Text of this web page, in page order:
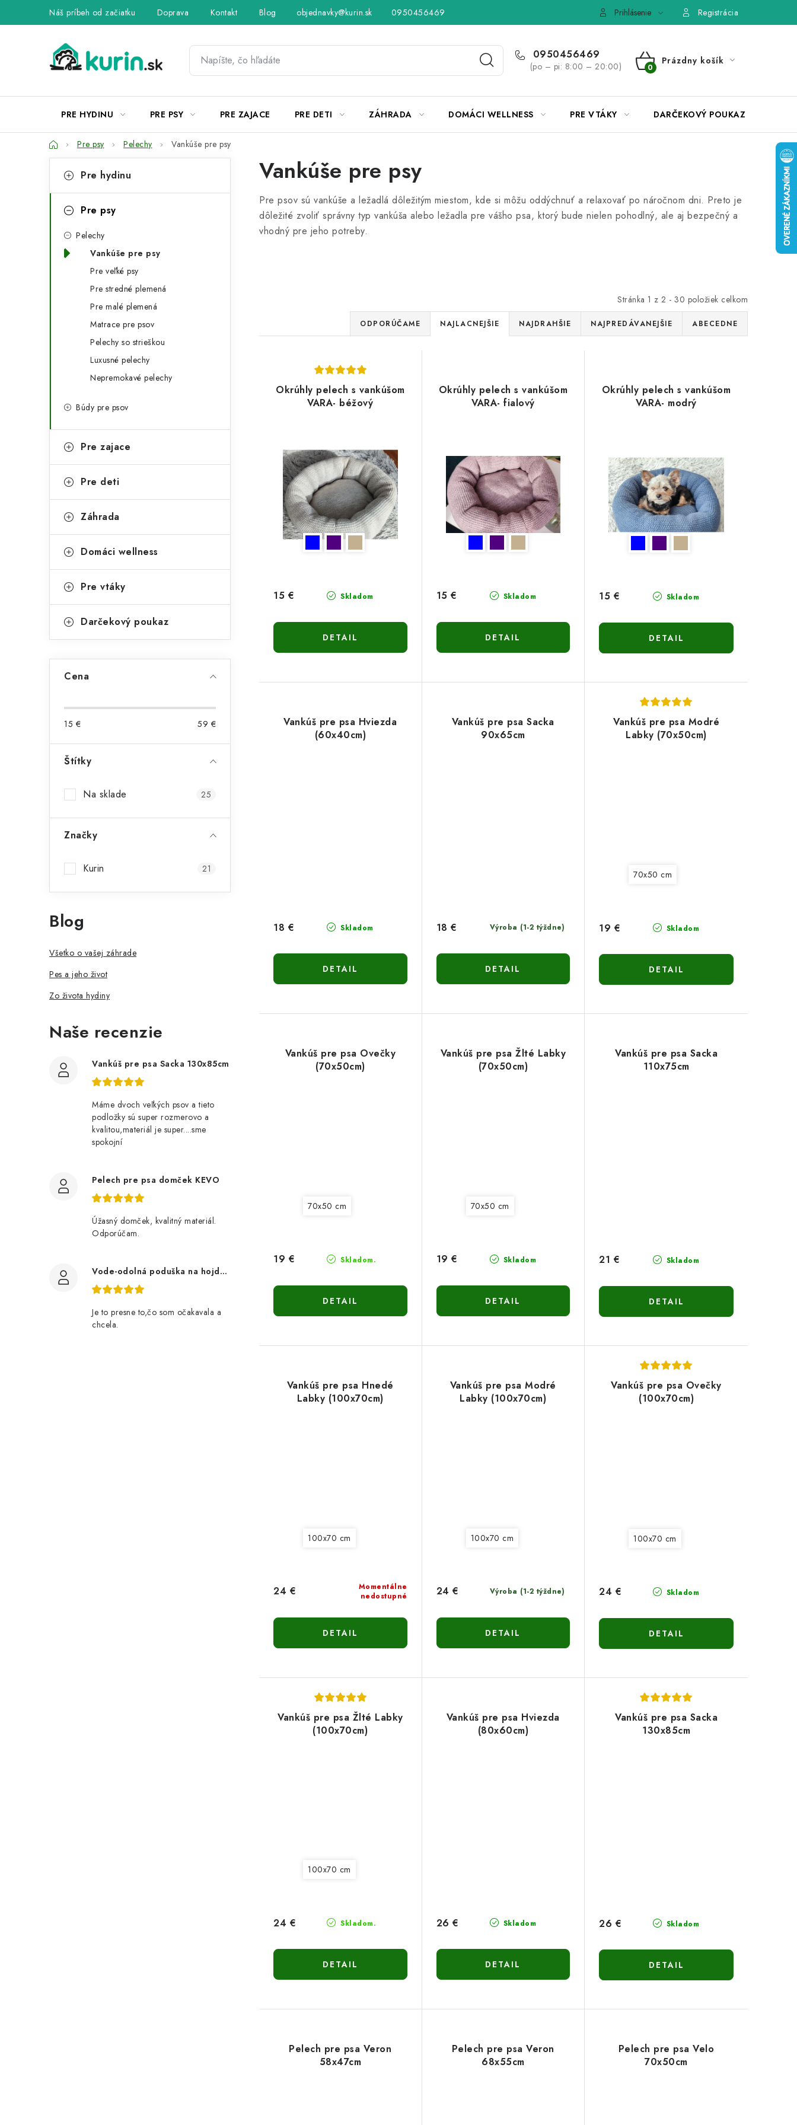
Náš príbeh od začiatku Doprava Kontakt Blog Hodnotenie obchodu Obchodné podmienky Pravidlá súťaží na Facebooku
objednavky@kurin.sk 0950456469 Prihlásenie Registrácia
0950456469
(po – pi: 8:00 – 20:00)
NÁKUPNÝ
Prázdny košík
PRE HYDINU PRE PSY PRE ZAJACE PRE DETI ZÁHRADA DOMÁCI WELLNESS PRE VTÁKY DARČEKOVÝ POUKAZ
DomovPre psy Pelechy Vankúše pre psy
okategórie
a
Pre hydinu
Pre psy
Pelechy
Vankúše pre psy
Pre veľké psy
Pre stredné plemená
Pre malé plemená
Matrace pre psov
Pelechy so strieškou
Luxusné pelechy
Nepremokavé pelechy
Búdy pre psov
Pre zajace
Pre deti
Záhrada
Domáci wellness
Pre vtáky
Darčekový poukaz
Cena
15 € 59 €
Štítky
Na sklade 25
Značky
Kurin 21
Blog
Všetko o vašej záhrade
Pes a jeho život
Zo života hydiny
Naše recenzie
Vankúš pre psa Sacka 130x85cm
Máme dvoch veľkých psov a tieto
podložky sú super rozmerovo a
kvalitou,materiál je super....sme
spokojní
Pelech pre psa domček KEVO
Úžasný domček, kvalitný materiál.
Odporúčam.
Vode-odolná poduška na hojdačku 180 cm- bordová
Je to presne to,čo som očakavala a
chcela.
Vankúše pre psy
Pre psov sú vankúše a ležadlá dôležitým miestom, kde si môžu oddýchnuť a relaxovať po náročnom dni. Preto je
dôležité zvoliť správny typ vankúša alebo ležadla pre vášho psa, ktorý bude nielen pohodlný, ale aj bezpečný a
vhodný pre jeho potreby.
Stránka 1 z 2 - 30 položiek celkom
R
a
d
e
n
e
p
r
o
d
k
t
o
v
ODPORÚČAME NAJLACNEJŠIE NAJDRAHŠIE NAJPREDÁVANEJŠIE ABECEDNE
Okrúhly pelech s vankúšom
VARA- béžový
Skladom
15 €
DETAIL
Okrúhly pelech s vankúšom
VARA- fialový
Skladom
15 €
DETAIL
Okrúhly pelech s vankúšom
VARA- modrý
Skladom
15 €
DETAIL
Vankúš pre psa Hviezda
(60x40cm)
Skladom
18 €
DETAIL
Vankúš pre psa Sacka
90x65cm
Výroba (1-2 týždne)
18 €
DETAIL
Vankúš pre psa Modré
Labky (70x50cm)
70x50 cm
Skladom
19 €
DETAIL
Vankúš pre psa Ovečky
(70x50cm)
70x50 cm
Skladom.
19 €
DETAIL
Vankúš pre psa Žlté Labky
(70x50cm)
70x50 cm
Skladom
19 €
DETAIL
Vankúš pre psa Sacka
110x75cm
Skladom
21 €
DETAIL
Vankúš pre psa Hnedé
Labky (100x70cm)
100x70 cm
Momentálne
nedostupné
24 €
DETAIL
Vankúš pre psa Modré
Labky (100x70cm)
100x70 cm
Výroba (1-2 týždne)
24 €
DETAIL
Vankúš pre psa Ovečky
(100x70cm)
100x70 cm
Skladom
24 €
DETAIL
Vankúš pre psa Žlté Labky
(100x70cm)
100x70 cm
Skladom.
24 €
DETAIL
Vankúš pre psa Hviezda
(80x60cm)
Skladom
26 €
DETAIL
Vankúš pre psa Sacka
130x85cm
Skladom
26 €
DETAIL
Pelech pre psa Veron
58x47cm
Pelech pre psa Veron
68x55cm
Pelech pre psa Velo
70x50cm